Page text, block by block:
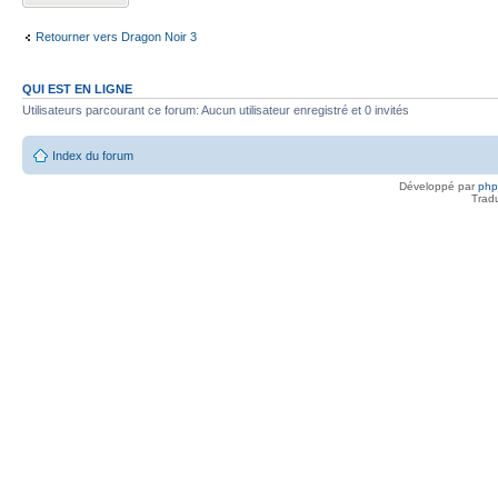
Retourner vers Dragon Noir 3
QUI EST EN LIGNE
Utilisateurs parcourant ce forum: Aucun utilisateur enregistré et 0 invités
Index du forum
Développé par